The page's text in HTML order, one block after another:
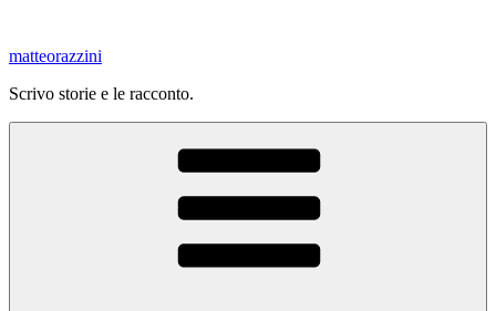
contenuto
matteorazzini
Scrivo storie e le racconto.